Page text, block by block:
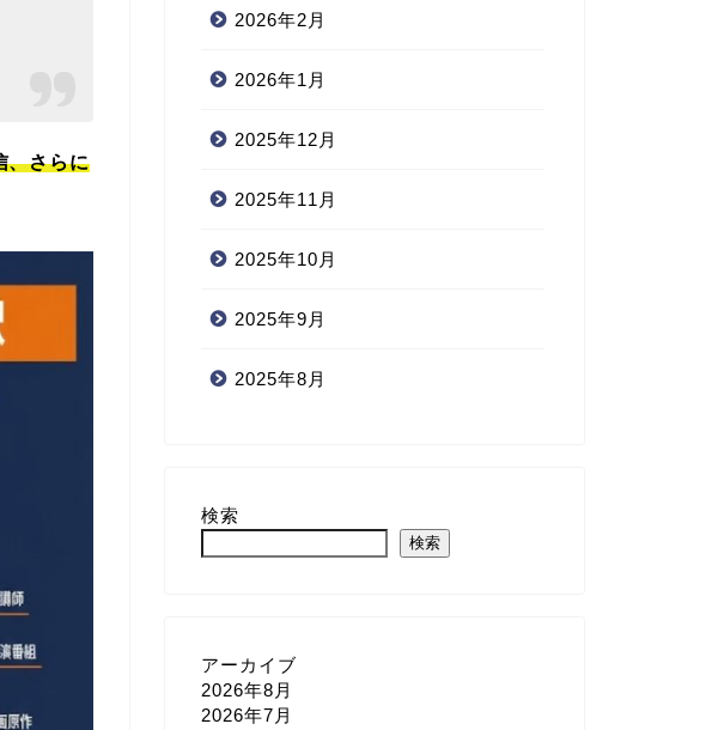
、さらに
2026年2月
2026年1月
2025年12月
2025年11月
2025年10月
2025年9月
2025年8月
検索
検索
アーカイブ
2026年8月
2026年7月